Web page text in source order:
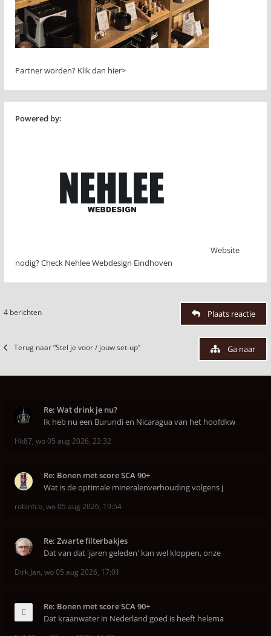
Partner worden? Klik dan hier>
Powered by:
Website
nodig? Check Nehlee Webdesign Eindhoven
4 berichten Plaats reactie
Terug naar “Stel je voor / jouw set-up” Ga naar
Re: Wat drink je nu?
Ik heb nu een Burundi en Nicaragua van het hoofdkw
Hk87, wo 05 aug 2026, 22:32
Re: Bonen met score SCA 90+
Wat is de optimale mineralenverhouding volgens j
robinfcb, wo 05 aug 2026, 19:54
Re: Zwarte filterbakjes
Dat van dat 'jaren geleden' kan wel kloppen, onze
Dirk Jan, wo 05 aug 2026, 17:01
Re: Bonen met score SCA 90+
Dat kraanwater in Nederland goed is heeft helema